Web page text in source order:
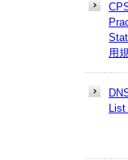
用
List